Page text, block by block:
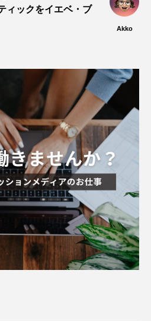
ィックをイエベ・ブ
Akko